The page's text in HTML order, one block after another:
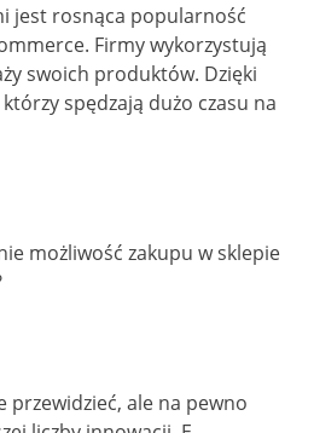
jest rosnąca popularność
Firmy wykorzystują
swoich produktów. Dzięki
spędzają dużo czasu na
możliwość zakupu w sklepie
przewidzieć, ale na pewno